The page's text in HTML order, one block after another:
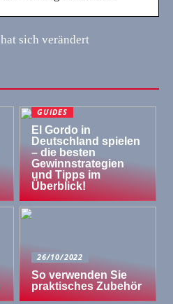
sich verändert
GUIDES
El Gordo in
Deutschland spielen
– die besten
Gewinnstrategien
und Tipps im
Überblick!
26/10/2022
So verwenden Sie
praktisches Zubehör